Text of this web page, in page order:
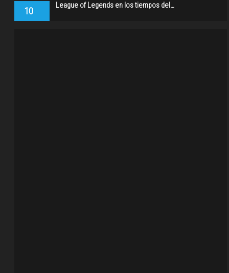
10 League of Legends en los tiempos del…